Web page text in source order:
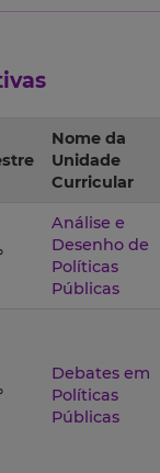
Nome da
Unidade
Curricular
Análise e
Desenho de
Políticas
Públicas
Debates em
Políticas
Públicas